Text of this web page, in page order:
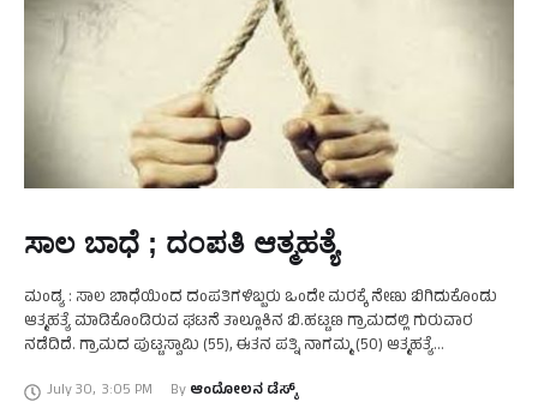
ಸಾಲ ಬಾಧೆ ; ದಂಪತಿ ಆತ್ಮಹತ್ಯೆ
ಮಂಡ್ಯ : ಸಾಲ ಬಾಧೆಯಿಂದ ದಂಪತಿಗಳಿಬ್ಬರು ಒಂದೇ ಮರಕ್ಕೆ ನೇಣು ಬಿಗಿದುಕೊಂಡು
ಆತ್ಮಹತ್ಯೆ ಮಾಡಿಕೊಂಡಿರುವ ಘಟನೆ ತಾಲ್ಲೂಕಿನ ಬಿ.ಹಟ್ಟಣ ಗ್ರಾಮದಲ್ಲಿ ಗುರುವಾರ
ನಡೆದಿದೆ. ಗ್ರಾಮದ ಪುಟ್ಟಸ್ವಾಮಿ (55), ಈತನ ಪತ್ನಿ ನಾಗಮ್ಮ (50) ಆತ್ಮಹತ್ಯೆ
July 30, 3:05 PM By ಆಂದೋಲನ ಡೆಸ್ಕ್